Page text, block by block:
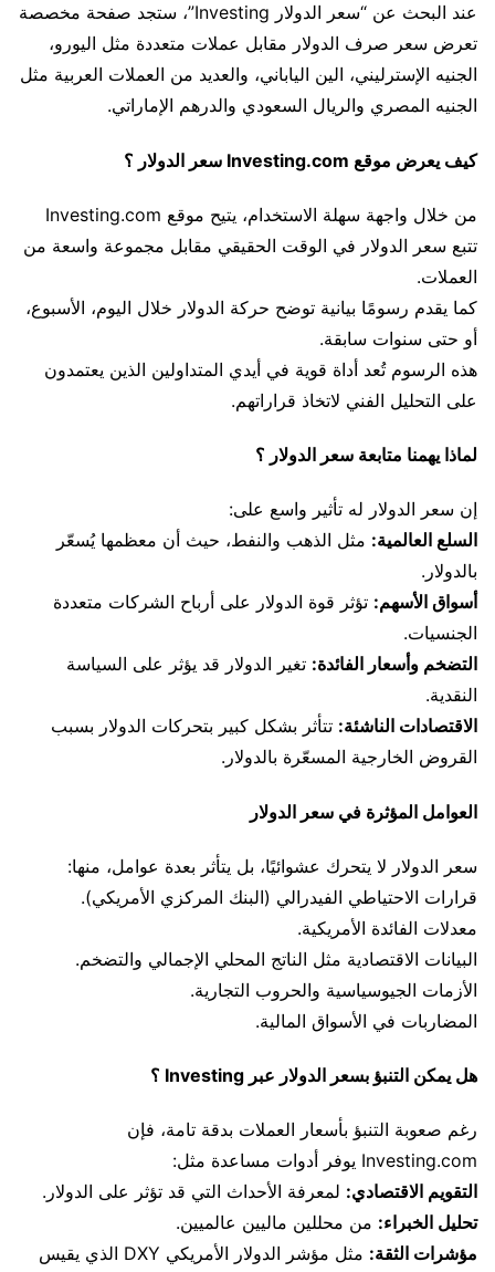
عند البحث عن “سعر الدولار Investing”، ستجد صفحة مخصصة
تعرض سعر صرف الدولار مقابل عملات متعددة مثل اليورو،
الجنيه الإسترليني، الين الياباني، والعديد من العملات العربية مثل
الجنيه المصري والريال السعودي والدرهم الإماراتي.
كيف يعرض موقع Investing.com سعر الدولار ؟
من خلال واجهة سهلة الاستخدام، يتيح موقع Investing.com
تتبع سعر الدولار في الوقت الحقيقي مقابل مجموعة واسعة من
العملات.
كما يقدم رسومًا بيانية توضح حركة الدولار خلال اليوم، الأسبوع،
أو حتى سنوات سابقة.
هذه الرسوم تُعد أداة قوية في أيدي المتداولين الذين يعتمدون
على التحليل الفني لاتخاذ قراراتهم.
لماذا يهمنا متابعة سعر الدولار ؟
إن سعر الدولار له تأثير واسع على:
السلع العالمية: مثل الذهب والنفط، حيث أن معظمها يُسعّر
بالدولار.
أسواق الأسهم: تؤثر قوة الدولار على أرباح الشركات متعددة
الجنسيات.
التضخم وأسعار الفائدة: تغير الدولار قد يؤثر على السياسة
النقدية.
الاقتصادات الناشئة: تتأثر بشكل كبير بتحركات الدولار بسبب
القروض الخارجية المسعّرة بالدولار.
العوامل المؤثرة في سعر الدولار
سعر الدولار لا يتحرك عشوائيًا، بل يتأثر بعدة عوامل، منها:
قرارات الاحتياطي الفيدرالي (البنك المركزي الأمريكي).
معدلات الفائدة الأمريكية.
البيانات الاقتصادية مثل الناتج المحلي الإجمالي والتضخم.
الأزمات الجيوسياسية والحروب التجارية.
المضاربات في الأسواق المالية.
هل يمكن التنبؤ بسعر الدولار عبر Investing ؟
رغم صعوبة التنبؤ بأسعار العملات بدقة تامة، فإن
Investing.com يوفر أدوات مساعدة مثل:
التقويم الاقتصادي: لمعرفة الأحداث التي قد تؤثر على الدولار.
تحليل الخبراء: من محللين ماليين عالميين.
مؤشرات الثقة:
مثل مؤشر الدولار الأمريكي DXY الذي يقيس